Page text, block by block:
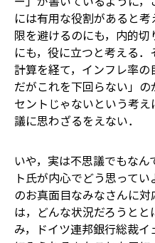
には有用な役割があると
限を避けるのにも，内的
にも，役に立つと考える
計算を経て，インフレ率の
だがこれを下回らない」
セントじゃないという考
議に思わざるをえない．
いや，実は不思議でもな
ト氏が内心でどう思って
のお真面目なみなさんに対
は，どんな状況だろうと
み，ドイツ連邦銀行総裁